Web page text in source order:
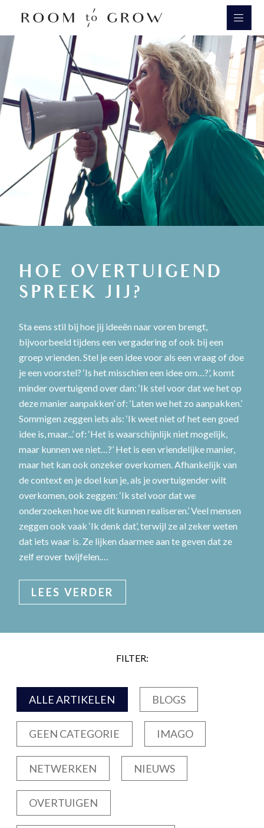
Room to Grow
HOE OVERTUIGEND
SPREEK JIJ?
Sta eens stil bij hoe jij ideeën naar voren brengt,
bijvoorbeeld tijdens een vergadering of ook bij een
groep vrienden. Stel je een idee voor als een vraag of doe
je een voorstel? ‘Is het misschien een idee om…?’, komt
minder overtuigend over dan: ‘Ik stel voor dat we het op
deze manier aanpakken’ of: ‘Laten we het zo aanpakken.’
Sommigen zeggen iets als: ‘Ik weet niet of het een goed
idee is, maar...’ of: ‘Het is waarschijnlijk niet mogelijk,
maar kunnen we niet…?’ Het is een vriendelijke manier,
maar het kan ook onzeker overkomen. Afhankelijk van
de context en je doel kun je, als je overtuigender wilt
overkomen, ook zeggen: ‘Ik stel voor dat we
onderzoeken hoe we dit kunnen realiseren.’ Veel mensen
zeggen ook vaak ‘Ik denk dat’, terwijl ze al zeker weten
dat iets waar is. Ze lijken daarmee aan te geven dat ze
zelf erover twijfelen.…
LEES VERDER
FILTER:
ALLE ARTIKELEN BLOGS
GEEN CATEGORIE IMAGO
NETWERKEN NIEUWS
OVERTUIGEN